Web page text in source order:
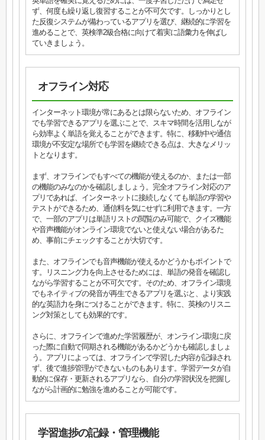
ず、何度も繰り返し復習することが不可欠です。しっかりとし
た反復システムが備わっているアプリを選び、継続的に学習を
進めることで、英検準2級合格に向けて着実に語彙力を伸ばし
ていきましょう。
オフライン対応
インターネット環境が常にあるとは限らないため、オフライン
でも学習できるアプリを選ぶことで、スキマ時間を活用しなが
ら効率よく単語を覚えることができます。特に、移動中や通信
環境が不安定な場所でも学習を継続できる点は、大きなメリッ
トとなります。
まず、オフラインでもすべての機能が使えるのか、または一部
の機能のみなのかを確認しましょう。完全オフライン対応のア
プリであれば、インターネットに接続しなくても単語の学習や
テストができるため、通信料を気にせずに利用できます。一方
で、一部のアプリは単語リストの閲覧のみ可能で、クイズ機能
や音声機能がオンライン環境でないと使えない場合があるた
め、事前にチェックすることが大切です。
また、オフラインでも音声機能が使えるかどうかもポイントで
す。リスニング力を向上させるためには、単語の発音を確認し
ながら学習することが不可欠です。そのため、オフライン環境
でもネイティブの発音が再生できるアプリを選ぶと、より実践
的な英語力を身につけることができます。特に、英検のリスニ
ング対策としても効果的です。
さらに、オフラインで進めた学習履歴が、オンライン環境に戻
った際に自動で同期される機能があるかどうかも確認しましょ
う。アプリによっては、オフラインで学習した内容が記録され
ず、後で進捗管理ができないものもあります。学習データが自
動的に保存・更新されるアプリなら、自分の学習状況を把握し
ながら計画的に勉強を進めることが可能です。
学習進捗の記録・管理機能